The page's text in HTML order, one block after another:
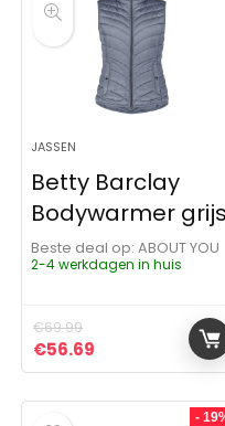
JASSEN
Betty Barclay
Bodywarmer grijs
Beste deal op:
ABOUT YOU
2-4 werkdagen in huis
€69.99
Oorspronkelijke prijs
€56.69 Huidige prijs
-